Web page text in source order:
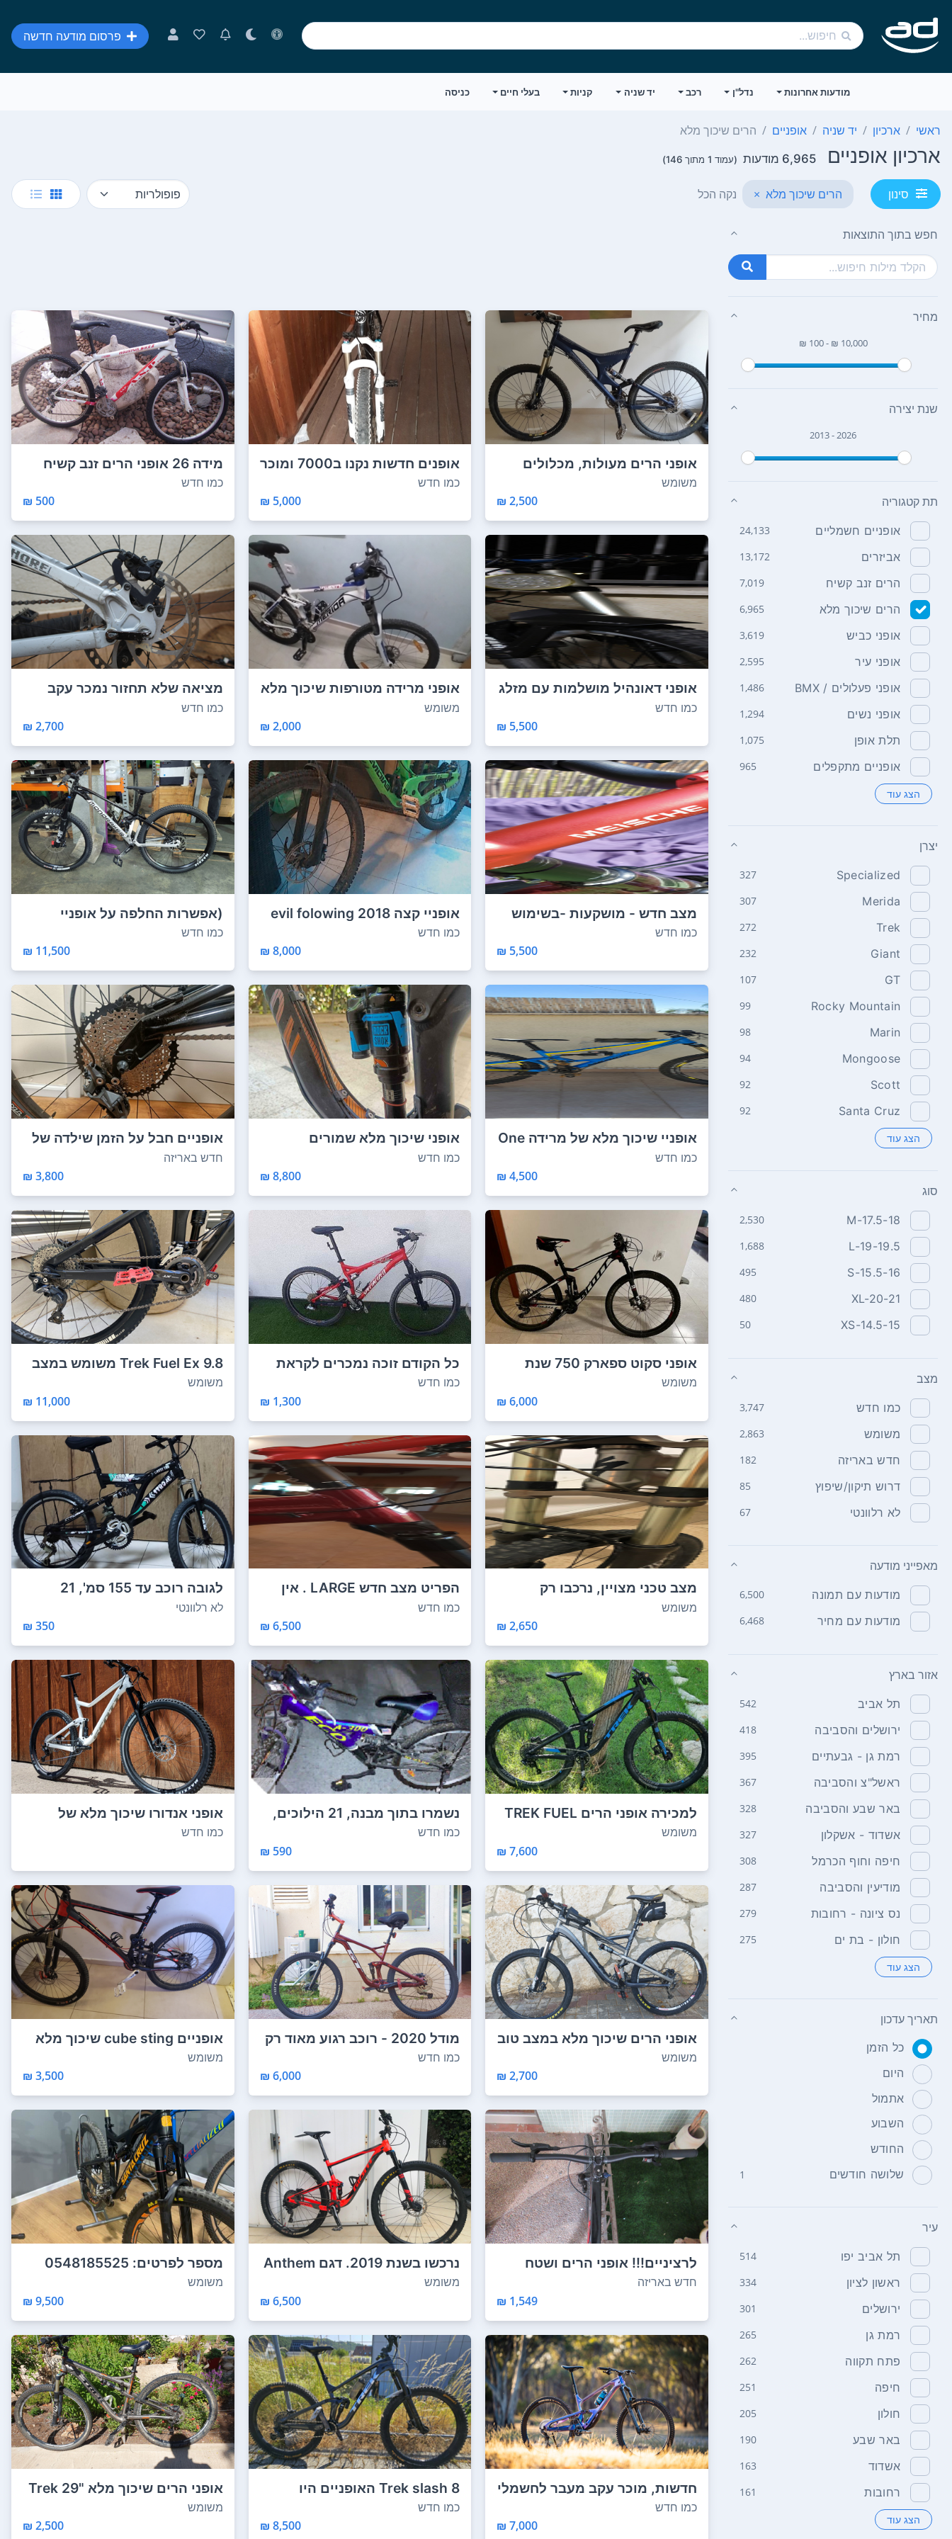
פרסום מודעה חדשה
מודעות אחרונות נדל"ן רכב יד שניה קניות בעלי חיים כניסה
ראשי ארכיון יד שניה אופניים הרים שיכוך מלא
ארכיון אופניים 6,965 מודעות (עמוד 1 מתוך 146)
סינון הרים שיכוך מלא × נקה הכל
חפש בתוך התוצאות
מחיר
₪ 100 - ₪ 10,000
שנת יצירה
2013 - 2026
תת קטגוריה
אופניים חשמליים 24,133
אביזרים 13,172
הרים זנב קשיח 7,019
הרים שיכוך מלא 6,965
אופני כביש 3,619
אופני עיר 2,595
אופני פעלולים / BMX 1,486
אופני נשים 1,294
תלת אופן 1,075
אופניים מתקפלים 965
הצג עוד
יצרן
Specialized
327
Merida
307
Trek
272
Giant
232
GT
107
Rocky Mountain
99
Marin
98
Mongoose
94
Scott
92
Santa Cruz
92
הצג עוד
סוג
M-17.5-18
2,530
L-19-19.5
1,688
S-15.5-16
495
XL-20-21
480
XS-14.5-15
50
מצב
כמו חדש 3,747
משומש 2,863
חדש באריזה 182
דרוש תיקון/שיפוץ 85
לא רלוונטי 67
מאפייני מודעה
מודעות עם תמונה 6,500
מודעות עם מחיר 6,468
אזור בארץ
תל אביב 542
ירושלים והסביבה 418
רמת גן - גבעתיים 395
ראשל"צ והסביבה 367
באר שבע והסביבה 328
אשדוד - אשקלון 327
חיפה וחוף הכרמל 308
מודיעין והסביבה 287
נס ציונה - רחובות 279
חולון - בת ים 275
הצג עוד
תאריך עדכון
כל הזמן
היום
אתמול
השבוע
החודש
שלושה חודשים
1
עיר
תל אביב יפו 514
ראשון לציון 334
ירושלים 301
רמת גן 265
פתח תקווה 262
חיפה 251
חולון 205
באר שבע 190
אשדוד 163
רחובות 161
הצג עוד
אופני הרים מעולות, מכלולים
איכותיים, תענ...
משומש
2,500 ₪
אופנים חדשות נקנו ב7000 ומוכר
ב5000 אני ...
כמו חדש
5,000 ₪
מידה 26 אופני הרים זנב קשיח
:A.S.P- SHIM...
כמו חדש
500 ₪
אופני דאונהיל מושלמות עם מזלג
קדמי כפו...
כמו חדש
5,500 ₪
אופני מרידה מטורפות שיכוך מלא
בולם קידמי...
משומש
2,000 ₪
מציאה שלא תחזור נמכר עקב
שידרוג הרבה פח...
כמו חדש
2,700 ₪
מצב חדש - מושקעות -בשימוש
מועט בכבישי בי...
כמו חדש
5,500 ₪
אופניי קצה 2018 evil folowing
מצב טוב ב...
כמו חדש
8,000 ₪
(אפשרות החלפה על אופניי
כביש) אופני מונד...
כמו חדש
11,500 ₪
אופניי שיכוך מלא של מרידה One
sixty 7.9...
כמו חדש
4,500 ₪
אופני שיכוך מלא שמורים
ומטופלים כמו שעון...
כמו חדש
8,800 ₪
אופניים חבל על הזמן שילדה של
חברת haro ...
חדש באריזה
3,800 ₪
אופני סקוט ספארק 750 שנת
2016 במצב מעולה...
משומש
6,000 ₪
כל הקודם זוכה נמכרים לקראת
פינוי המחסן!!...
כמו חדש
1,300 ₪
Trek Fuel Ex 9.8 משומש במצב
מצויין! מידה...
משומש
11,000 ₪
מצב טכני מצויין, נרכבו רק
בכביש ושבילים ...
משומש
2,650 ₪
הפריט מצב חדש LARGE . אין
עדיין 2000 ק...
כמו חדש
6,500 ₪
לגובה רוכב עד 155 סמ', 21
הילוכים, מצב מ...
לא רלוונטי
350 ₪
למכירה אופני הרים TREK FUEL
EX 7 . שנת 2...
משומש
7,600 ₪
נשמרו בתוך מבנה, 21 הילוכים,
נסעו מעט מא...
כמו חדש
590 ₪
אופני אנדורו שיכוך מלא של
חברת סקוט 920 ...
כמו חדש
אופני הרים שיכוך מלא במצב טוב
מאוד. מאפי...
משומש
2,700 ₪
מודל 2020 - רוכב רגוע מאוד רק
על אספלט ...
כמו חדש
6,000 ₪
אופניים cube sting שיכוך מלא
עם שילדה קר...
משומש
3,500 ₪
לרציניים!!! אופני הרים ושטח
חדשות מהנייל...
חדש באריזה
1,549 ₪
נרכשו בשנת 2019. דגם Anthem
X. אופני xc ...
משומש
6,500 ₪
מספר לפרטים: 0548185525
משומש
9,500 ₪
חדשות, מוכר עקב מעבר לחשמלי
כמו חדש
7,000 ₪
Trek slash 8 האופניים היו
בשימוש כחצי ש...
כמו חדש
8,500 ₪
אופני הרים שיכוך מלא Trek 29"
Super FLY ...
משומש
2,500 ₪